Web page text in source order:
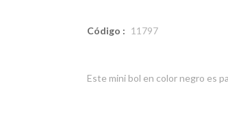
Código : 11797
Este mini bol en color negro es